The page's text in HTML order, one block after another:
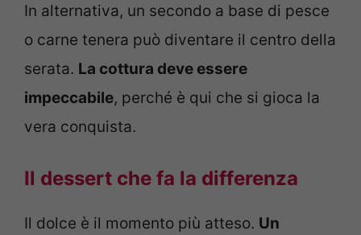
In alternativa, un secondo a base di pesce
o carne tenera può diventare il centro della
serata. La cottura deve essere
impeccabile, perché è qui che si gioca la
vera conquista.
Il dessert che fa la differenza
Il dolce è il momento più atteso. Un